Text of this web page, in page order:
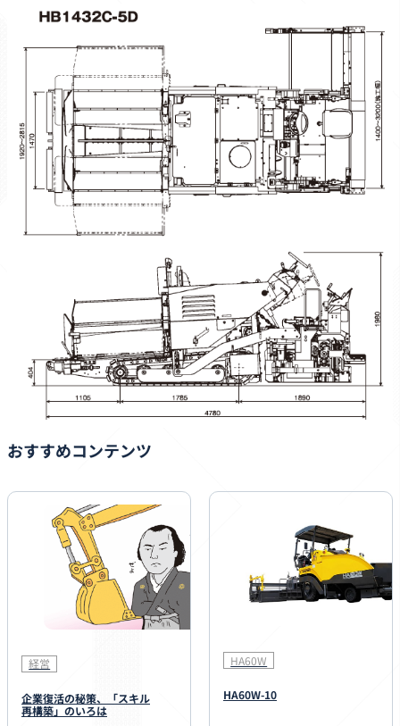
おすすめコンテンツ
経営
企業復活の秘策、「スキル
再構築」のいろは
HA60W
HA60W-10